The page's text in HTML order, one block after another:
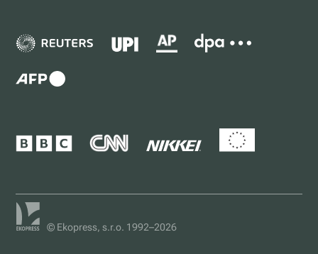
© Ekopress, s.r.o. 1992–2026